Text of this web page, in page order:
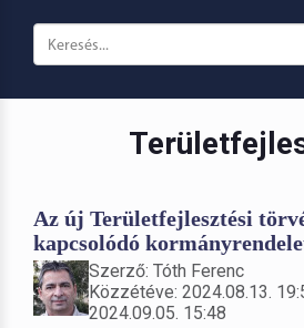
Az új Területfejlesztési
kapcsolódó
Szerző: Tóth Ferenc
Közzétéve: 2024.08.13.
2024.09.05. 15:48